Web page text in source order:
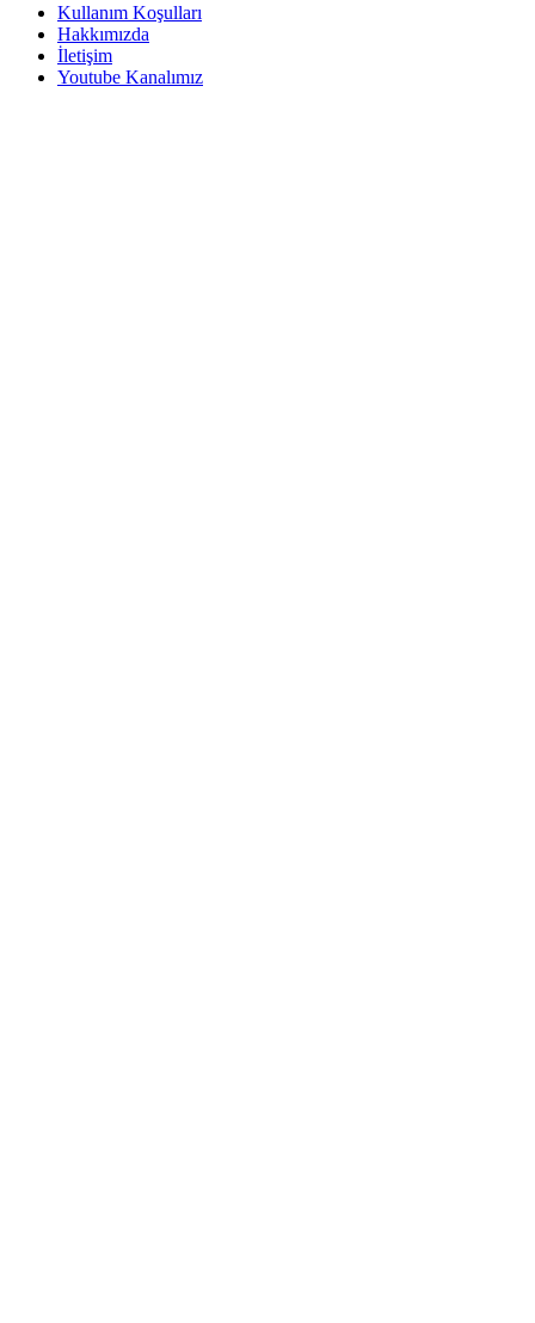
Kullanım Koşulları
Hakkımızda
İletişim
Youtube Kanalımız